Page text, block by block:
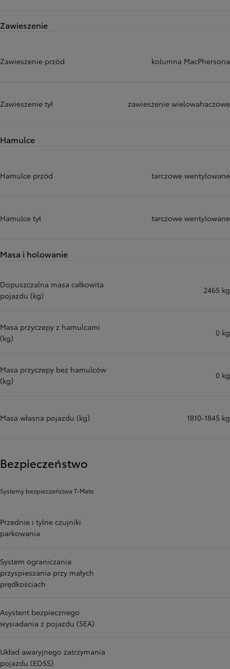
Zawieszenie
Zawieszenie przód kolumna MacPhersona
Zawieszenie tył zawieszenie wielowahaczowe
Hamulce
Hamulce przód tarczowe wentylowane
Hamulce tył tarczowe wentylowane
Masa i holowanie
Dopuszczalna masa całkowita
pojazdu (kg)
2465 kg
Masa przyczepy z hamulcami
(kg)
0 kg
Masa przyczepy bez hamulców
(kg)
0 kg
Masa własna pojazdu (kg) 1810-1845 kg
Bezpieczeństwo
Systemy bezpieczeństwa T-Mate
Przednie i tylne czujniki
parkowania
System ograniczania
przyspieszania przy małych
prędkościach
Asystent bezpiecznego
wysiadania z pojazdu (SEA)
Układ awaryjnego zatrzymania
pojazdu (EDSS)